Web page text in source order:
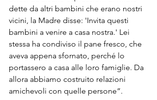
dette da altri bambini che erano nostri
vicini, la Madre disse: 'Invita questi
bambini a venire a casa nostra.' Lei
stessa ha condiviso il pane fresco, che
aveva appena sfornato, perché lo
portassero a casa alle loro famiglie. Da
allora abbiamo costruito relazioni
amichevoli con quelle persone”.